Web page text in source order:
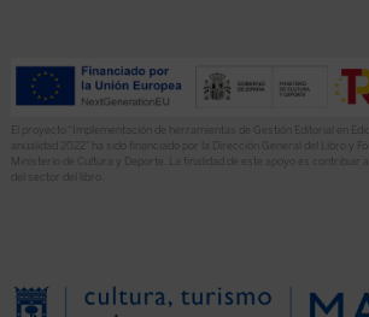
El proyecto “Implementación de herramientas de Gestión Editorial en
anualidad 2022” ha sido financiado por la Dirección General del Libro y
Ministerio de Cultura y Deporte. La finalidad de este apoyo es contribuir
del sector del libro.